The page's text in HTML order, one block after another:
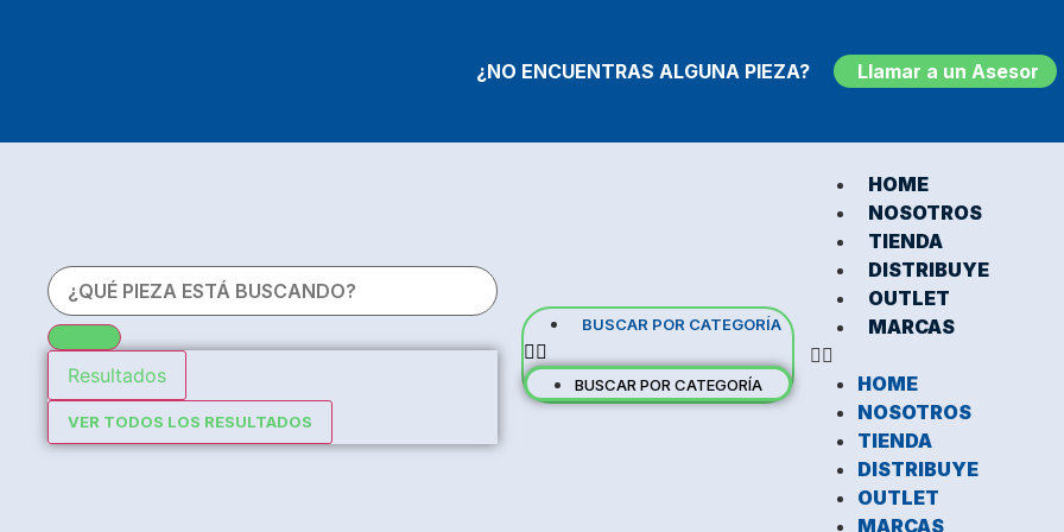
¿NO ENCUENTRAS ALGUNA PIEZA? Llamar a un Asesor
Resultados
VER TODOS LOS RESULTADOS
BUSCAR POR CATEGORÍA
BUSCAR POR CATEGORÍA
HOME
NOSOTROS
TIENDA
DISTRIBUYE
OUTLET
MARCAS
HOME
NOSOTROS
TIENDA
DISTRIBUYE
OUTLET
MARCAS